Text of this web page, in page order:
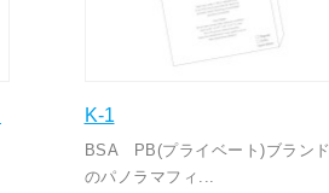
K-1
BSA PB(プライベート)ブランド
のパノラマフィ...